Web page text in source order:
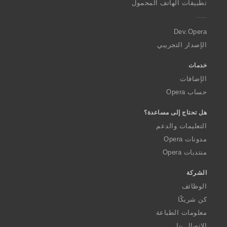
a
تطبيقات الهاتف المحمول
Dev.Opera
الإصدار التجريبي
خدمات
الإضافات
حساب Opera
هل تحتاج إلى مساعدة؟
التعليمات والدعم
مدونات Opera
منتديات Opera
الشركة
الوظائف
كن شريكًا
معلومات الطباعة